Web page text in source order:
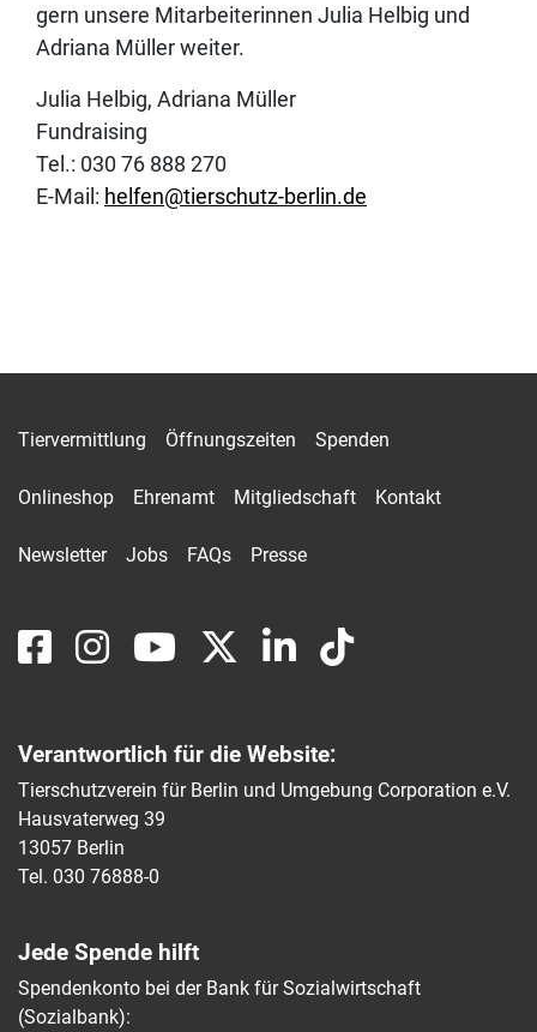
gern unsere Mitarbeiterinnen Julia Helbig und
Adriana Müller weiter.
Julia Helbig, Adriana Müller
Fundraising
Tel.: 030 76 888 270
E-Mail: helfen@tierschutz-berlin.de
Tiervermittlung Öffnungszeiten Spenden
Onlineshop Ehrenamt Mitgliedschaft Kontakt
Newsletter Jobs FAQs Presse
Verantwortlich für die Website:
Tierschutzverein für Berlin und Umgebung Corporation e.V.
Hausvaterweg 39
13057 Berlin
Tel. 030 76888-0
Jede Spende hilft
Spendenkonto bei der Bank für Sozialwirtschaft
(Sozialbank):